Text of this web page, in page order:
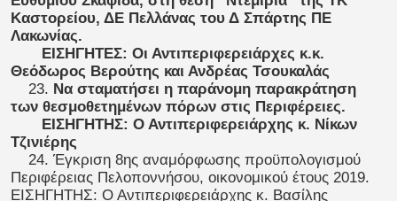
Καστορείου, ΔΕ Πελλάνας του Δ Σπάρτης ΠΕ
Λακωνίας.
ΕΙΣΗΓΗΤΕΣ: Οι Αντιπεριφερειάρχες κ.κ.
Θεόδωρος Βερούτης και Ανδρέας Τσουκαλάς
23. Να σταματήσει η παράνομη παρακράτηση
των θεσμοθετημένων πόρων στις Περιφέρειες.
ΕΙΣΗΓΗΤΗΣ: Ο Αντιπεριφερειάρχης κ. Νίκων
Τζινιέρης
24. Έγκριση 8ης αναμόρφωσης προϋπολογισμού
Περιφέρειας Πελοποννήσου, οικονομικού έτους 2019.
ΕΙΣΗΓΗΤΗΣ: Ο Αντιπεριφερειάρχης κ. Βασίλης